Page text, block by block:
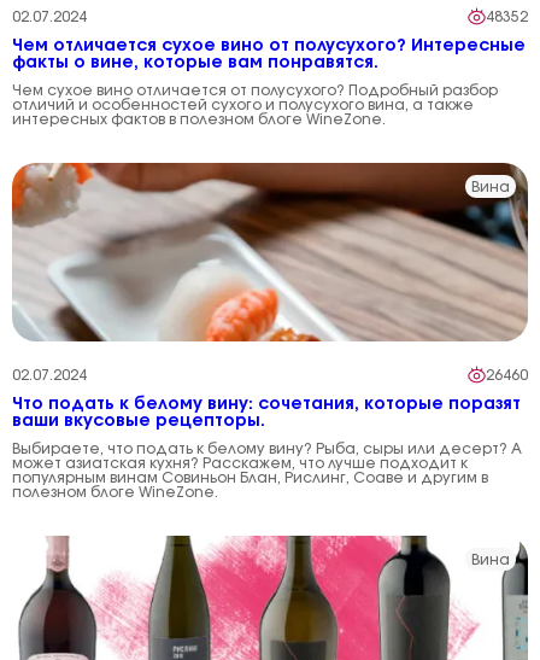
02.07.2024 48352
Чем отличается сухое вино от полусухого? Интересные
факты о вине, которые вам понравятся.
Чем сухое вино отличается от полусухого? Подробный разбор
отличий и особенностей сухого и полусухого вина, а также
интересных фактов в полезном блоге WineZone.
Вина
02.07.2024 26460
Что подать к белому вину: сочетания, которые поразят
ваши вкусовые рецепторы.
Выбираете, что подать к белому вину? Рыба, сыры или десерт? А
может азиатская кухня? Расскажем, что лучше подходит к
популярным винам Совиньон Блан, Рислинг, Соаве и другим в
полезном блоге WineZone.
Вина